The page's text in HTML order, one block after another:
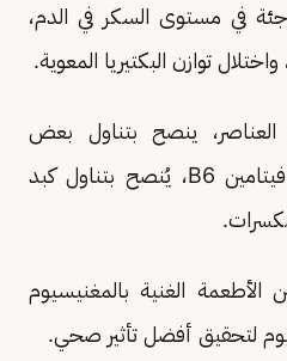
في مستوى السكر في الدم،
توازن البكتيريا المعوية.
ينصح بتناول بعض
الأطعمة، ولتعويض نقص فيتامين B6، يُنصح بتناول كبد
الأطعمة الغنية بالمغنيسيوم